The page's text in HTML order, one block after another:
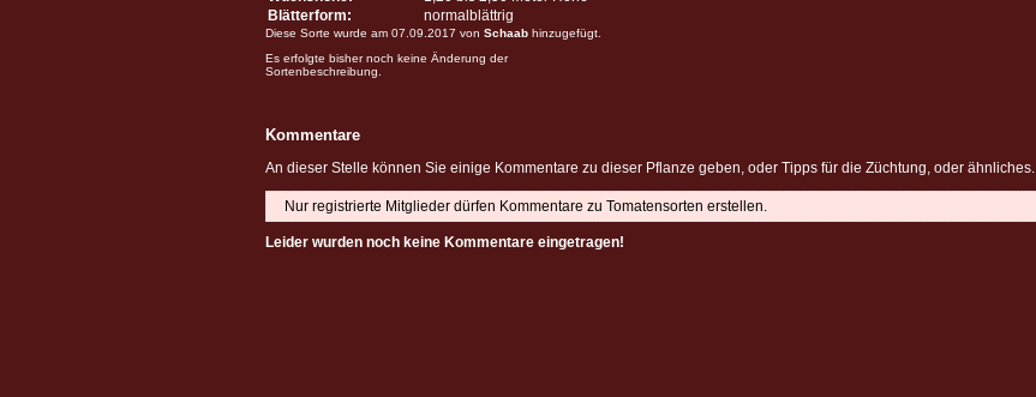
Blätterform:
normalblättrig
Diese Sorte wurde am 07.09.2017 von Schaab hinzugefügt.
Es erfolgte bisher noch keine Änderung der
Sortenbeschreibung.
Kommentare
An dieser Stelle können Sie einige Kommentare zu dieser Pflanze geben, oder Tipps für die Züchtung, oder ähnliches.
Nur registrierte Mitglieder dürfen Kommentare zu Tomatensorten erstellen.
Leider wurden noch keine Kommentare eingetragen!